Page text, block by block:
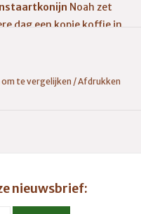
Noah zet
dag een kopje koffie in
altijd de zwemcompetitie
vis in het water is, het
te vergelijken /Afdrukken
nieuwsbrief: